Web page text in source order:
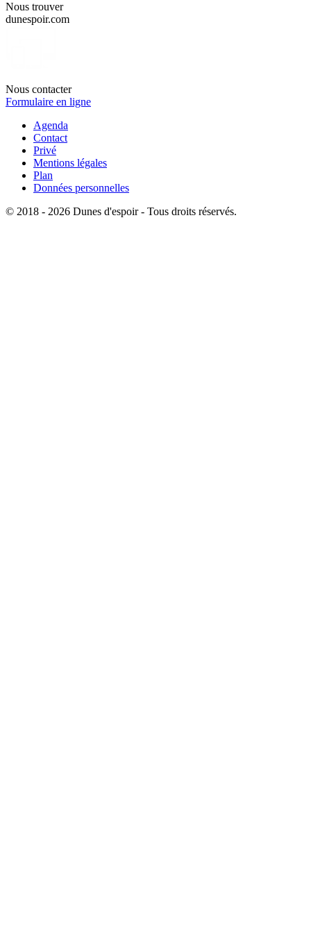
Nous trouver
dunespoir.com
Nous contacter
Formulaire en ligne
Agenda
Contact
Privé
Mentions légales
Plan
Données personnelles
© 2018 - 2026 Dunes d'espoir - Tous droits réservés.